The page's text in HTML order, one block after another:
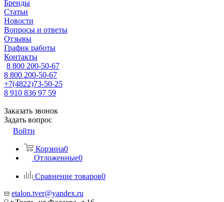
Бренды
Статьи
Новости
Вопросы и ответы
Отзывы
График работы
Контакты
8 800 200-50-67
8 800 200-50-67
+7(4822)73-50-25
8 910 836 97 59
Заказать звонок
Задать вопрос
Войти
Корзина0
Отложенные0
Сравнение товаров0
etalon.tver@yandex.ru